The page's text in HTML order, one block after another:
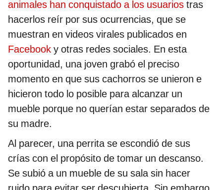
animales han conquistado a los usuarios tras
hacerlos reír por sus ocurrencias, que se
muestran en videos virales publicados en
Facebook y otras redes sociales. En esta
oportunidad, una joven grabó el preciso
momento en que sus cachorros se unieron e
hicieron todo lo posible para alcanzar un
mueble porque no querían estar separados de
su madre.
Al parecer, una perrita se escondió de sus
crías con el propósito de tomar un descanso.
Se subió a un mueble de su sala sin hacer